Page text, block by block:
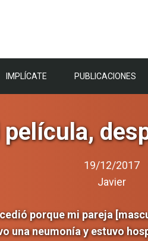
IMPLÍCATE PUBLICACIONES
19/12/2017
Javier
porque mi pareja
una neumonía y estuvo